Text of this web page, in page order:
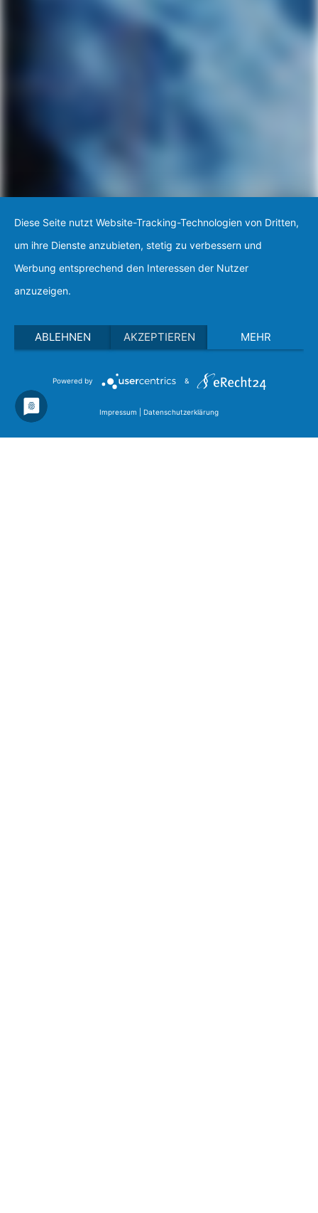
Diese Seite nutzt Website-Tracking-Technologien von Dritten,
um ihre Dienste anzubieten, stetig zu verbessern und
Werbung entsprechend den Interessen der Nutzer
anzuzeigen.
ABLEHNEN AKZEPTIEREN MEHR
Powered by &
Impressum Datenschutzerklärung